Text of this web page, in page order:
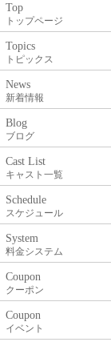
ー
シ
ョ
ン
Top
トップページ
Topics
トピックス
News
新着情報
Blog
ブログ
Cast List
キャスト一覧
Schedule
スケジュール
System
料金システム
Coupon
クーポン
Coupon
イベント